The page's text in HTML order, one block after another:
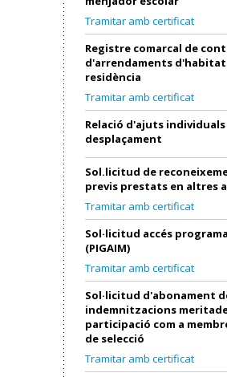
Tramitar amb certificat
Registre comarcal de
d'arrendaments
residència
Tramitar amb certificat
Relació d'ajuts
desplaçament
Sol.licitud de
previs prestats en altres
Tramitar amb certificat
Sol·licitud accés
(PIGAIM)
Tramitar amb certificat
Sol·licitud d'abonament
indemnitzacions
participació com a
de selecció
Tramitar amb certificat